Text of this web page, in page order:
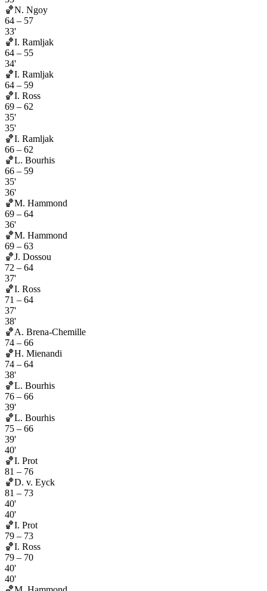
🏀N. Ngoy
64 – 57
33'
🏀I. Ramljak
64 – 55
34'
🏀I. Ramljak
64 – 59
🏀I. Ross
69 – 62
35'
35'
🏀I. Ramljak
66 – 62
🏀L. Bourhis
66 – 59
35'
36'
🏀M. Hammond
69 – 64
36'
🏀M. Hammond
69 – 63
🏀J. Dossou
72 – 64
37'
🏀I. Ross
71 – 64
37'
38'
🏀A. Brena-Chemille
74 – 66
🏀H. Mienandi
74 – 64
38'
🏀L. Bourhis
76 – 66
39'
🏀L. Bourhis
75 – 66
39'
40'
🏀I. Prot
81 – 76
🏀D. v. Eyck
81 – 73
40'
40'
🏀I. Prot
79 – 73
🏀I. Ross
79 – 70
40'
40'